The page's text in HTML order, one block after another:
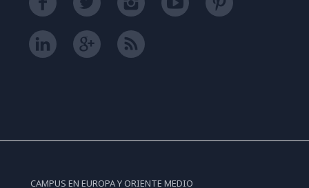
CAMPUS EN EUROPA Y ORIENTE MEDIO